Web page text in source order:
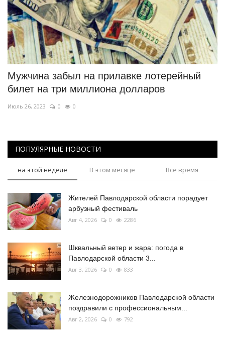
Мужчина забыл на прилавке лотерейный
билет на три миллиона долларов
Июль 26, 2023 0 0
ПОПУЛЯРНЫЕ НОВОСТИ
на этой неделе В этом месяце Все время
Жителей Павлодарской области порадует
арбузный фестиваль
Авг 4, 2026 0 2286
Шквальный ветер и жара: погода в
Павлодарской области 3...
Авг 3, 2026 0 833
Железнодорожников Павлодарской области
поздравили с профессиональным...
Авг 2, 2026 0 792